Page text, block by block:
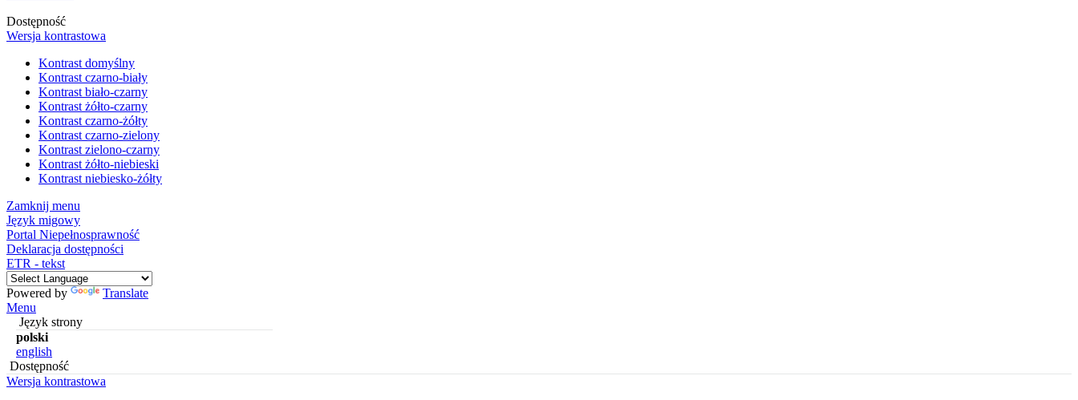
Dostępność
Wersja kontrastowa
Kontrast domyślny
Kontrast czarno-biały
Kontrast biało-czarny
Kontrast żółto-czarny
Kontrast czarno-żółty
Kontrast czarno-zielony
Kontrast zielono-czarny
Kontrast żółto-niebieski
Kontrast niebiesko-żółty
Zamknij menu
Język migowy
Portal Niepełnosprawność
Deklaracja dostępności
ETR - tekst
Powered by
Translate
Menu
Język strony
polski
english
Dostępność
Wersja kontrastowa